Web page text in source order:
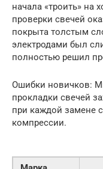
начала «троить» на
проверки свечей
покрыта толстым
электродами был
полностью решил
Ошибки новичков:
прокладки свечей
при каждой замене
компрессии.